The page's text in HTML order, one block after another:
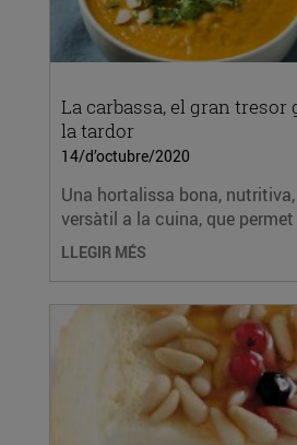
La carbassa, el gran
la tardor
14/d’octubre/2020
Una hortalissa bona,
versàtil a la cuina, que
LLEGIR MÉS